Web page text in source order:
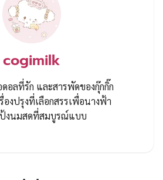
cogimilk
ดอลที่รัก และสารพัดของกุ๊กกิ๊ก
องปรุงที่เลือกสรรเพื่อนางฟ้า
งนมสดที่สมบูรณ์แบบ